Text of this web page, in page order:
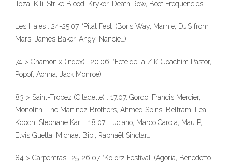
Toza, Kili, Strike Blood, Krykor, Death Row, Boot Frequencies.
Les Haies : 24-25.07. ‘Pilat Fest’ (Boris Way, Marnie, DJ’S from
Mars, James Baker, Angy, Nancie…)
74 > Chamonix (Index) : 20.06. ‘Fête de la Zik’ (Joachim Pastor,
Popof, Aohna, Jack Monroe)
83 > Saint-Tropez (Citadelle) : 17.07. Gordo, Francis Mercier,
Monolith, The Martinez Brothers, Ahmed Spins, Beltram, Léa
Kdoch, Stephane Karl… 18.07. Luciano, Marco Carola, Mau P,
Elvis Guetta, Michael Bibi, Raphaël Sinclar…
84 > Carpentras : 25-26.07. ‘Kolorz Festival’ (Agoria, Benedetto